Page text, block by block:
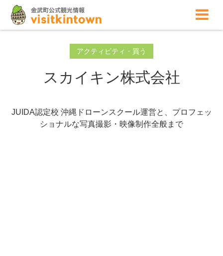
アクティビティ・買う
スカイキン株式会社
JUIDA認定校 沖縄ドローンスクール運営と、プロフェッ
ショナルな写真撮影・映像制作全般まで